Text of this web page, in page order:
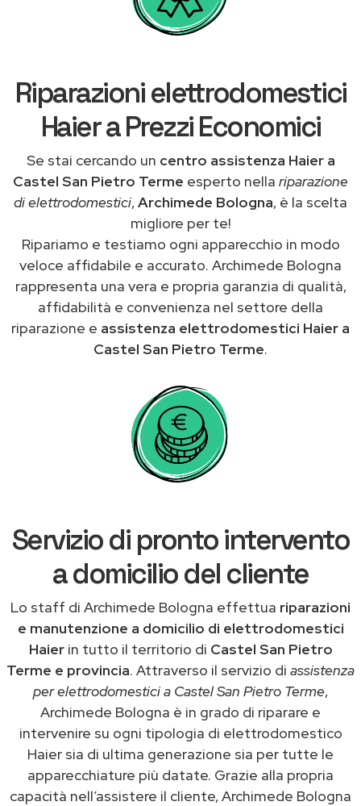
Riparazioni elettrodomestici
Haier a Prezzi Economici
Se stai cercando un centro assistenza Haier a
Castel San Pietro Terme esperto nella riparazione
di elettrodomestici,Archimede Bologna, è la scelta
migliore per te!
Ripariamo e testiamo ogni apparecchio in modo
veloce affidabile e accurato. Archimede Bologna
rappresenta una vera e propria garanzia di qualità,
affidabilità e convenienza nel settore della
riparazione e assistenza elettrodomestici Haier a
Castel San Pietro Terme.
Servizio di pronto intervento
a domicilio del cliente
Lo staff di Archimede Bologna effettua riparazioni
e manutenzione a domicilio di elettrodomestici
Haierin tutto il territorio di Castel San Pietro
Terme e provincia. Attraverso il servizio di assistenza
per elettrodomestici a Castel San Pietro Terme,
Archimede Bologna è in grado di riparare e
intervenire su ogni tipologia di elettrodomestico
Haier sia di ultima generazione sia per tutte le
apparecchiature più datate. Grazie alla propria
capacità nell’assistere il cliente, Archimede Bologna